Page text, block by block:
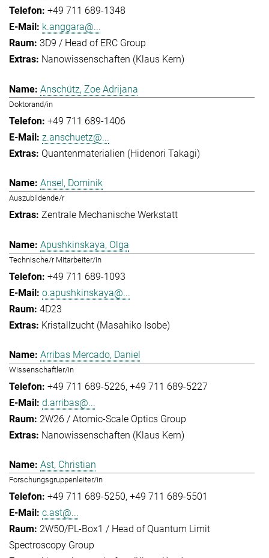
+49 711 689-1348
k.anggara@...
3D9 / Head of ERC Group
Nanowissenschaften (Klaus Kern)
Anschütz, Zoe Adrijana
Doktorand/in
+49 711 689-1406
z.anschuetz@...
Quantenmaterialien (Hidenori Takagi)
Ansel, Dominik
Auszubildende/r
Zentrale Mechanische Werkstatt
Apushkinskaya, Olga
Technische/r Mitarbeiter/in
+49 711 689-1093
o.apushkinskaya@...
4D23
Kristallzucht (Masahiko Isobe)
Arribas Mercado, Daniel
Wissenschaftler/in
+49 711 689-5226 +49 711 689-5227
d.arribas@...
2W26 / Atomic-Scale Optics Group
Nanowissenschaften (Klaus Kern)
Ast, Christian
Forschungsgruppenleiter/in
+49 711 689-5250 +49 711 689-5501
c.ast@...
2W50/PL-Box1 / Head of Quantum Limit
Spectroscopy Group